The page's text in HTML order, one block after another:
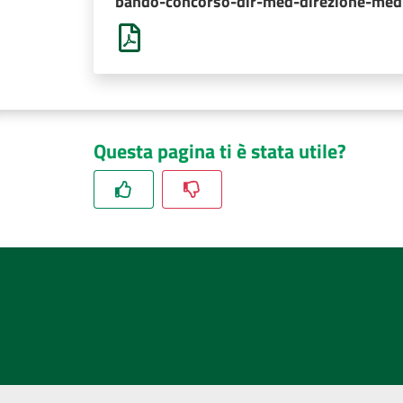
Questa pagina ti è stata utile?